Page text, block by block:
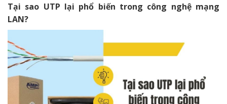
Tại sao UTP lại phổ biến trong công nghệ mạng
LAN?